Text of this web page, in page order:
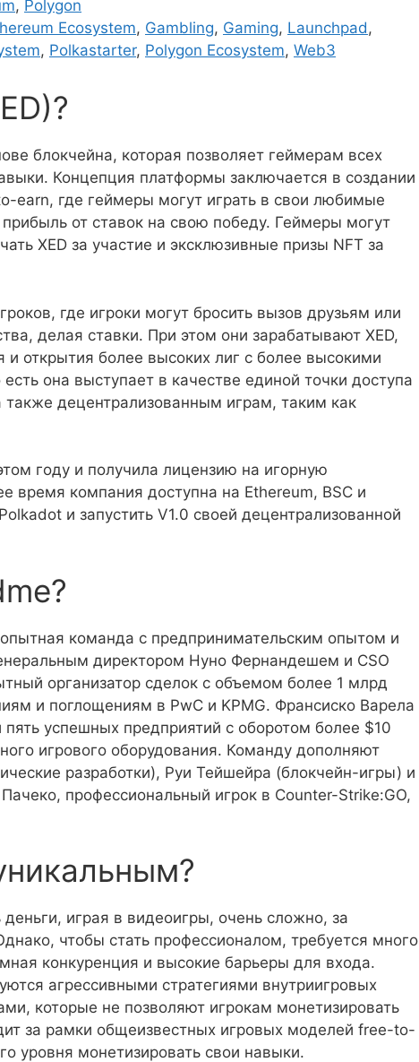
, Polygon
Ecosystem, Gambling, Gaming, Launchpad,
, Polkastarter, Polygon Ecosystem, Web3
блокчейна, которая позволяет геймерам всех
Концепция платформы заключается в создании
earn, где геймеры могут играть в свои любимые
от ставок на свою победу. Геймеры могут
XED за участие и эксклюзивные призы NFT за
где игроки могут бросить вызов друзьям или
делая ставки. При этом они зарабатывают XED,
открытия более высоких лиг с более высокими
она выступает в качестве единой точки доступа
децентрализованным играм, таким как
году и получила лицензию на игорную
время компания доступна на Ethereum, BSC и
и запустить V1.0 своей децентрализованной
команда с предпринимательским опытом и
директором Нуно Фернандешем и CSO
организатор сделок с объемом более 1 млрд
и поглощениям в PwC и KPMG. Франсиско Варела
успешных предприятий с оборотом более $10
игрового оборудования. Команду дополняют
разработки), Руи Тейшейра (блокчейн-игры) и
профессиональный игрок в Counter-Strike:GO,
играя в видеоигры, очень сложно, за
чтобы стать профессионалом, требуется много
конкуренция и высокие барьеры для входа.
агрессивными стратегиями внутриигровых
которые не позволяют игрокам монетизировать
за рамки общеизвестных игровых моделей free-to-
уровня монетизировать свои навыки.